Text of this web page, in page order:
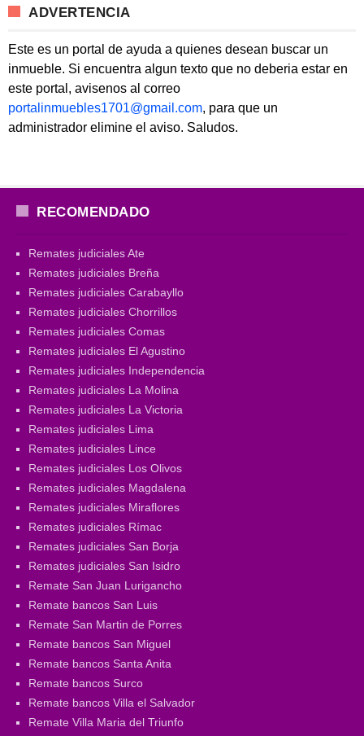
ADVERTENCIA
Este es un portal de ayuda a quienes desean buscar un
inmueble. Si encuentra algun texto que no deberia estar en
este portal, avisenos al correo
portalinmuebles1701@gmail.com, para que un
administrador elimine el aviso. Saludos.
RECOMENDADO
Remates judiciales Ate
Remates judiciales Breña
Remates judiciales Carabayllo
Remates judiciales Chorrillos
Remates judiciales Comas
Remates judiciales El Agustino
Remates judiciales Independencia
Remates judiciales La Molina
Remates judiciales La Victoria
Remates judiciales Lima
Remates judiciales Lince
Remates judiciales Los Olivos
Remates judiciales Magdalena
Remates judiciales Miraflores
Remates judiciales Rímac
Remates judiciales San Borja
Remates judiciales San Isidro
Remate San Juan Lurigancho
Remate bancos San Luis
Remate San Martin de Porres
Remate bancos San Miguel
Remate bancos Santa Anita
Remate bancos Surco
Remate bancos Villa el Salvador
Remate Villa Maria del Triunfo